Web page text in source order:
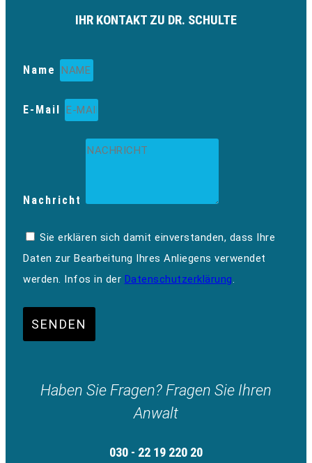
IHR KONTAKT ZU DR. SCHULTE
Name
E-Mail
Nachricht
Sie erklären sich damit einverstanden, dass Ihre
Daten zur Bearbeitung Ihres Anliegens verwendet
werden. Infos in der Datenschutzerklärung.
SENDEN
Haben Sie Fragen? Fragen Sie Ihren
Anwalt
030 - 22 19 220 20